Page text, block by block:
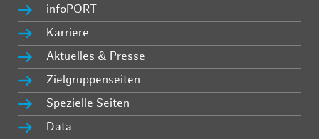
infoPORT
Karriere
Aktuelles & Presse
Zielgruppenseiten
Spezielle Seiten
Data